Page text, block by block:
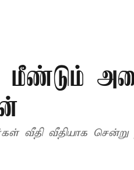
வீதி வீதியாக சென்று